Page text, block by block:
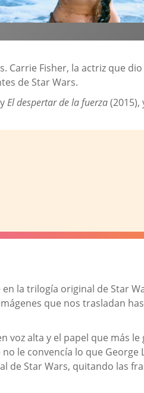
Fisher, la actriz que dio
de Star Wars.
El despertar de la fuerza(2015),
la trilogía original de Star
que nos trasladan
voz alta y el papel que más le
le convencía lo que George
de Star Wars, quitando las